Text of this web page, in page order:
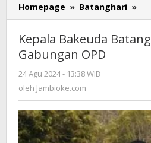
Homepage » Batanghari »
Kepala Bakeuda
Gabungan OPD
24 Agu 2024 - 13:38 WIB
oleh Jambioke.com